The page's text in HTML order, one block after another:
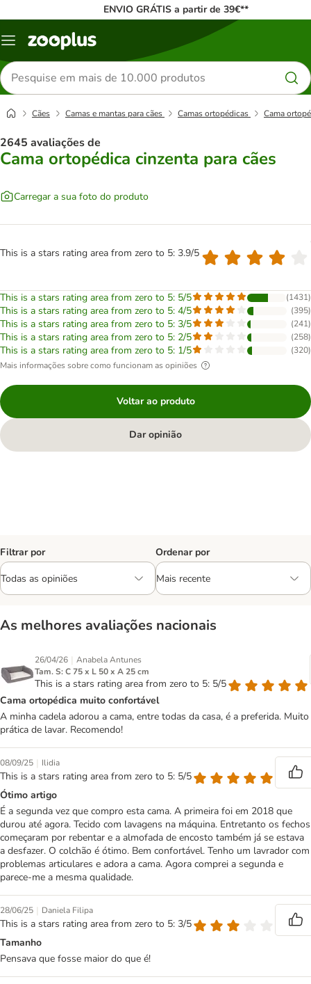
ENVIO GRÁTIS a partir de 39€**
Menu
Pesquisar
produtos
Cães Camas e mantas para cães Camas ortopédicas Cama
2645 avaliações de
Cama ortopédica cinzenta para cães
Carregar a sua foto do produto
This is a stars rating area from zero to 5: 3.9/5
This is a stars rating area from zero to 5: 5/5 (1431)
This is a stars rating area from zero to 5: 4/5 (395)
This is a stars rating area from zero to 5: 3/5 (241)
This is a stars rating area from zero to 5: 2/5 (258)
This is a stars rating area from zero to 5: 1/5 (320)
Mais informações sobre como funcionam as opiniões
Voltar ao produto
Dar opinião
Filtrar por Ordenar por
As melhores avaliações nacionais
26/04/26 | Anabela Antunes
Tam. S: C 75 x L 50 x A 25 cm
This is a stars rating area from zero to 5: 5/5
Cama ortopédica muito confortável
A minha cadela adorou a cama, entre todas da casa, é a preferida. Muito
prática de lavar. Recomendo!
08/09/25 | Ilidia
This is a stars rating area from zero to 5: 5/5
Ótimo artigo
É a segunda vez que compro esta cama. A primeira foi em 2018 que
durou até agora. Tecido com lavagens na máquina. Entretanto os fechos
começaram por rebentar e a almofada de encosto também já se estava
a desfazer. O colchão é ótimo. Bem confortável. Tenho um lavrador com
problemas articulares e adora a cama. Agora comprei a segunda e
parece-me a mesma qualidade.
28/06/25 | Daniela Filipa
This is a stars rating area from zero to 5: 3/5
Tamanho
Pensava que fosse maior do que é!